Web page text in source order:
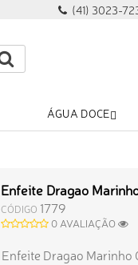
(41) 3023-
ÁGUA DOCE
Enfeite Dragao
CÓDIGO 1779
0 AVALIAÇÃO
Enfeite Dragao Marinho